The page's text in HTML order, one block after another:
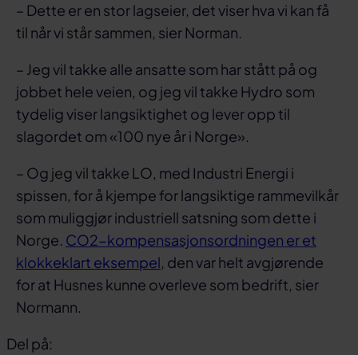
– Dette er en stor lagseier, det viser hva vi kan få
til når vi står sammen, sier Norman.
– Jeg vil takke alle ansatte som har stått på og
jobbet hele veien, og jeg vil takke Hydro som
tydelig viser langsiktighet og lever opp til
slagordet om «100 nye år i Norge».
– Og jeg vil takke LO, med Industri Energi i
spissen, for å kjempe for langsiktige rammevilkår
som muliggjør industriell satsning som dette i
Norge. CO2-kompensasjonsordningen er et
klokkeklart eksempel, den var helt avgjørende
for at Husnes kunne overleve som bedrift, sier
Normann.
Del på: